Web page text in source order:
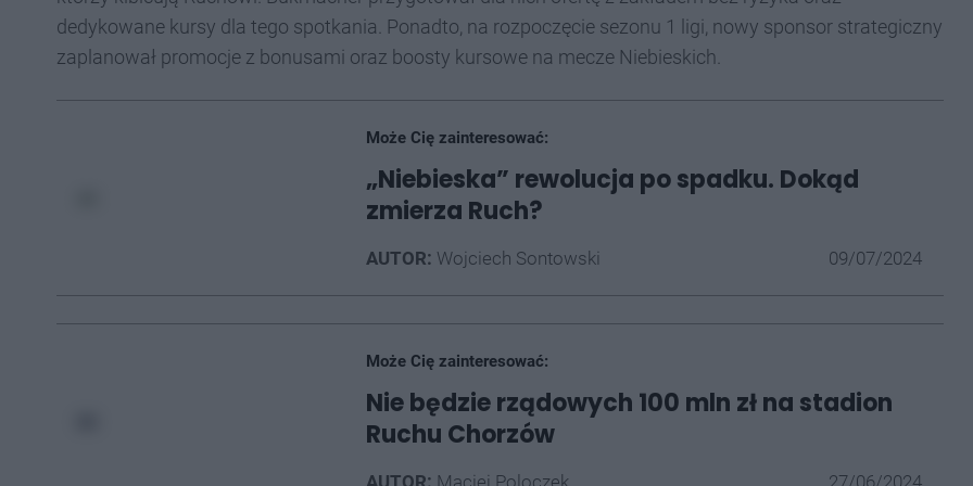
dedykowane kursy dla tego spotkania. Ponadto, na rozpoczęcie sezonu 1 ligi, nowy sponsor strategiczny
zaplanował promocje z bonusami oraz boosty kursowe na mecze Niebieskich.
Może Cię zainteresować:
„Niebieska” rewolucja po spadku. Dokąd
zmierza Ruch?
AUTOR: Wojciech Sontowski 09/07/2024
Może Cię zainteresować:
Nie będzie rządowych 100 mln zł na stadion
Ruchu Chorzów
AUTOR: Maciej Poloczek 27/06/2024